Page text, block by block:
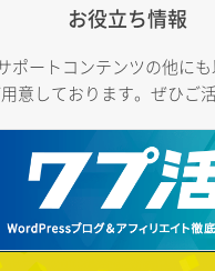
お役立ち情報
ポートコンテンツの他に
意しております。ぜひご